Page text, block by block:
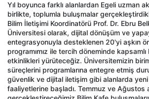
Yıl boyunca farklı alanlardan Egeli uzman
birlikte, toplumla buluşmalar
Bilim İletişimi Koordinatörü Prof. Dr. Ebru
Üniversitesi olarak, dijital dönüşüm ve
entegrasyonuyla desteklenen 20'yi aşkın
programımız ile tercih döneminde
etkinlikleri yürüteceğiz. Üniversitemizin
süreçlerini programlarına entegre etmiş
güvenlik ve dijital iletişim gibi alanlarda yeni
faaliyetlerine başladı. Temmuz ve Ağustos